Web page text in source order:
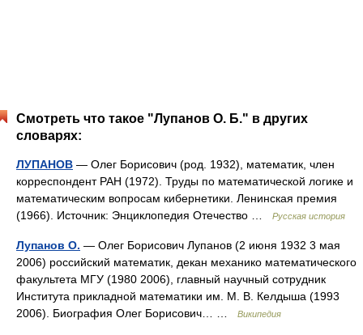
Смотреть что такое "Лупанов О. Б." в других
словарях:
ЛУПАНОВ — Олег Борисович (род. 1932), математик, член
корреспондент РАН (1972). Труды по математической логике и
математическим вопросам кибернетики. Ленинская премия
(1966). Источник: Энциклопедия Отечество …
Русская история
Лупанов О. — Олег Борисович Лупанов (2 июня 1932 3 мая
2006) российский математик, декан механико математического
факультета МГУ (1980 2006), главный научный сотрудник
Института прикладной математики им. М. В. Келдыша (1993
2006). Биография Олег Борисович… …
Википедия